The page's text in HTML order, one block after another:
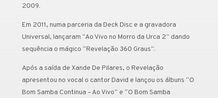
2009.
Em 2011, numa parceria da Deck Disc e a gravadora
Universal, lançaram “Ao Vivo no Morro da Urca 2” dando
sequência o mágico “Revelação 360 Graus”.
Após a saída de Xande De Pilares, o Revelação
apresentou no vocal o cantor David e lançou os álbuns “O
Bom Samba Continua – Ao Vivo” e “O Bom Samba